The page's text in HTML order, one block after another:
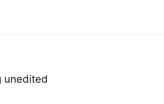
unedited